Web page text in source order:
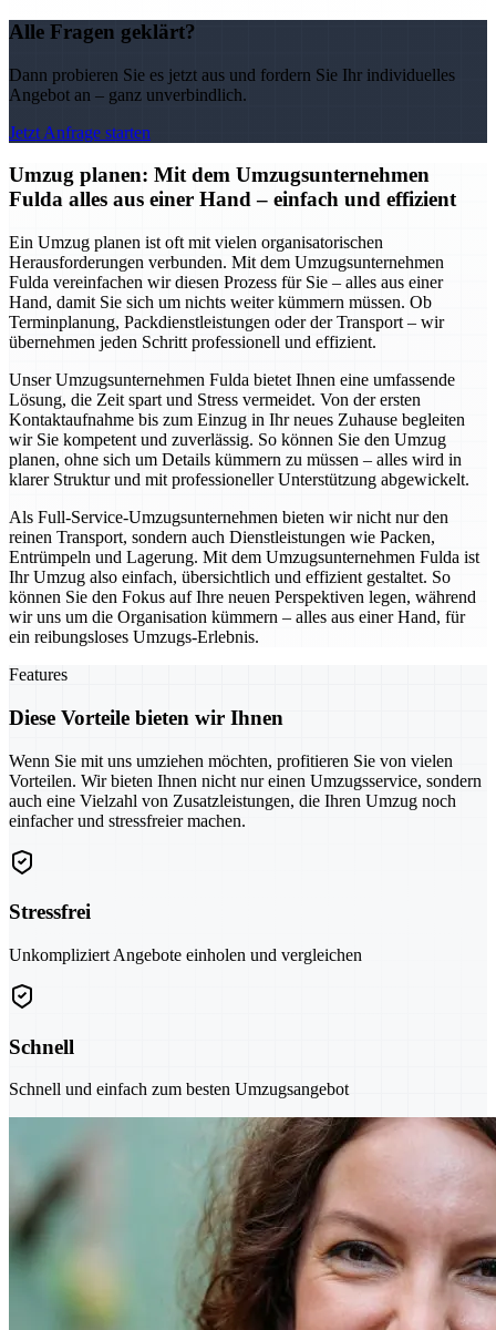
Alle Fragen geklärt?
Dann probieren Sie es jetzt aus und fordern Sie Ihr individuelles
Angebot an – ganz unverbindlich.
Jetzt Anfrage starten
Umzug planen: Mit dem Umzugsunternehmen
Fulda alles aus einer Hand – einfach und effizient
Ein Umzug planen ist oft mit vielen organisatorischen
Herausforderungen verbunden. Mit dem Umzugsunternehmen
Fulda vereinfachen wir diesen Prozess für Sie – alles aus einer
Hand, damit Sie sich um nichts weiter kümmern müssen. Ob
Terminplanung, Packdienstleistungen oder der Transport – wir
übernehmen jeden Schritt professionell und effizient.
Unser Umzugsunternehmen Fulda bietet Ihnen eine umfassende
Lösung, die Zeit spart und Stress vermeidet. Von der ersten
Kontaktaufnahme bis zum Einzug in Ihr neues Zuhause begleiten
wir Sie kompetent und zuverlässig. So können Sie den Umzug
planen, ohne sich um Details kümmern zu müssen – alles wird in
klarer Struktur und mit professioneller Unterstützung abgewickelt.
Als Full-Service-Umzugsunternehmen bieten wir nicht nur den
reinen Transport, sondern auch Dienstleistungen wie Packen,
Entrümpeln und Lagerung. Mit dem Umzugsunternehmen Fulda ist
Ihr Umzug also einfach, übersichtlich und effizient gestaltet. So
können Sie den Fokus auf Ihre neuen Perspektiven legen, während
wir uns um die Organisation kümmern – alles aus einer Hand, für
ein reibungsloses Umzugs-Erlebnis.
Features
Diese Vorteile bieten wir Ihnen
Wenn Sie mit uns umziehen möchten, profitieren Sie von vielen
Vorteilen. Wir bieten Ihnen nicht nur einen Umzugsservice, sondern
auch eine Vielzahl von Zusatzleistungen, die Ihren Umzug noch
einfacher und stressfreier machen.
Stressfrei
Unkompliziert Angebote einholen und vergleichen
Schnell
Schnell und einfach zum besten Umzugsangebot